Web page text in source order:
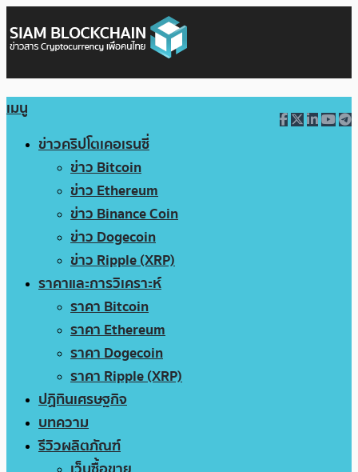
เมนู
ข่าวคริปโตเคอเรนซี่
ข่าว Bitcoin
ข่าว Ethereum
ข่าว Binance Coin
ข่าว Dogecoin
ข่าว Ripple (XRP)
ราคาและการวิเคราะห์
ราคา Bitcoin
ราคา Ethereum
ราคา Dogecoin
ราคา Ripple (XRP)
ปฏิทินเศรษฐกิจ
บทความ
รีวิวผลิตภัณฑ์